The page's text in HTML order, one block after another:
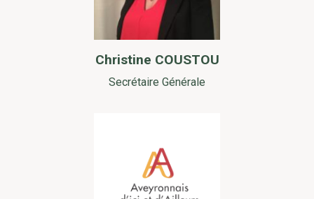
Christine COUSTOU
Secrétaire Générale